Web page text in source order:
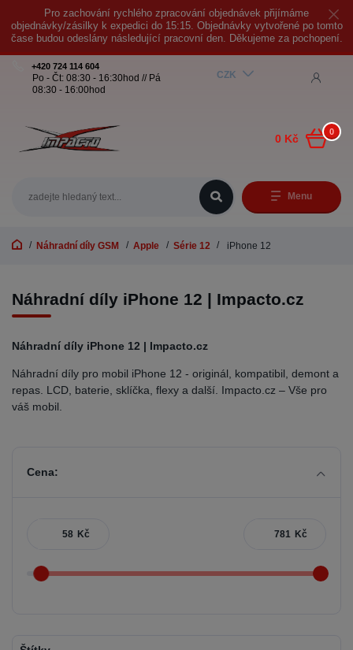
Pro zachování rychlého zpracování objednávek přijímáme
objednávky/zásilky k expedici do 15:15. Objednávky vytvořené po tomto
čase budou odeslány následující pracovní den. Děkujeme za pochopení.
Menu
CZK
+420 724 114 604
Po - Čt: 08:30 - 16:30hod // Pá
08:30 - 16:00hod
0
0 Kč
Náhradní díly GSM Apple Série 12 iPhone 12
Náhradní díly iPhone 12 | Impacto.cz
Náhradní díly iPhone 12 | Impacto.cz
Náhradní díly pro mobil iPhone 12 - originál, kompatibil, demont a
repas. LCD, baterie, sklíčka, flexy a další. Impacto.cz – Vše pro
váš mobil.
Cena:
Kč Kč